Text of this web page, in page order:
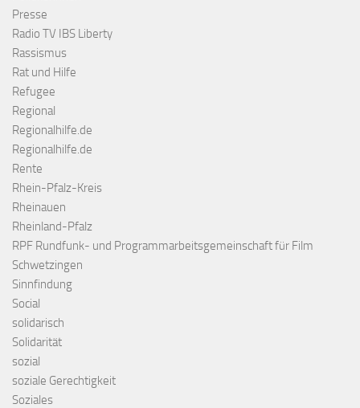
Presse
Radio TV IBS Liberty
Rassismus
Rat und Hilfe
Refugee
Regional
Regionalhilfe.de
Regionalhilfe.de
Rente
Rhein-Pfalz-Kreis
Rheinauen
Rheinland-Pfalz
RPF Rundfunk- und Programmarbeitsgemeinschaft für Film
Schwetzingen
Sinnfindung
Social
solidarisch
Solidarität
sozial
soziale Gerechtigkeit
Soziales